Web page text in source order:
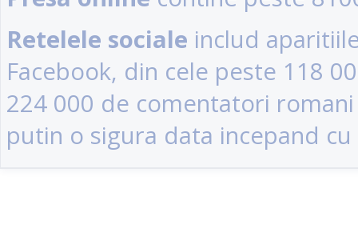
Retelele sociale includ
Facebook, din cele peste 118
224 000 de comentatori
putin o sigura data incepand